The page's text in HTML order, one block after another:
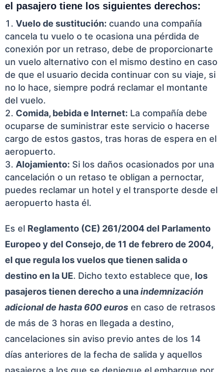
el pasajero tiene los siguientes derechos:
Vuelo de sustitución: cuando una compañía
cancela tu vuelo o te ocasiona una pérdida de
conexión por un retraso, debe de proporcionarte
un vuelo alternativo con el mismo destino en caso
de que el usuario decida continuar con su viaje, si
no lo hace, siempre podrá reclamar el montante
del vuelo.
Comida, bebida e Internet: La compañía debe
ocuparse de suministrar este servicio o hacerse
cargo de estos gastos, tras horas de espera en el
aeropuerto.
Alojamiento: Si los daños ocasionados por una
cancelación o un retaso te obligan a pernoctar,
puedes reclamar un hotel y el transporte desde el
aeropuerto hasta él.
Es el Reglamento (CE) 261/2004 del Parlamento
Europeo y del Consejo, de 11 de febrero de 2004,
el que regula los vuelos que tienen salida o
destino en la UE. Dicho texto establece que, los
pasajeros tienen derecho a unaindemnización
adicional de hasta 600 euros en caso de retrasos
de más de 3 horas en llegada a destino,
cancelaciones sin aviso previo antes de los 14
días anteriores de la fecha de salida y aquellos